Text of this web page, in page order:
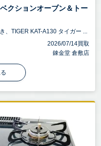
クションオーブン＆トー
、TIGER KAT-A130 タイガー ...
2026/07/14買取
錬金堂 倉敷店